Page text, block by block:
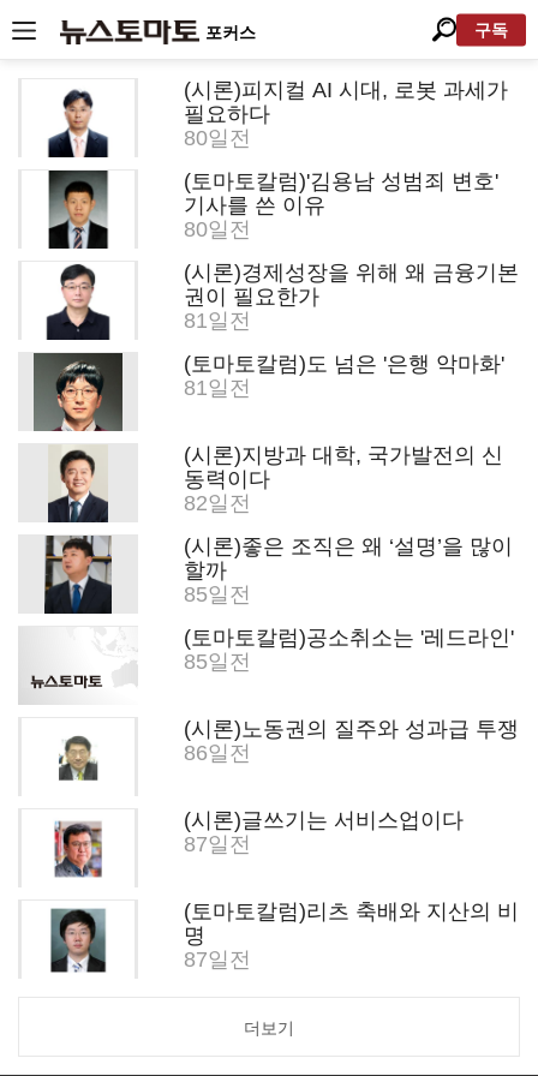
포커스 구독
(시론)피지컬 AI 시대, 로봇 과세가
필요하다
80일전
(토마토칼럼)'김용남 성범죄 변호'
기사를 쓴 이유
80일전
(시론)경제성장을 위해 왜 금융기본
권이 필요한가
81일전
(토마토칼럼)도 넘은 '은행 악마화'
81일전
(시론)지방과 대학, 국가발전의 신
동력이다
82일전
(시론)좋은 조직은 왜 ‘설명’을 많이
할까
85일전
(토마토칼럼)공소취소는 '레드라인'
85일전
(시론)노동권의 질주와 성과급 투쟁
86일전
(시론)글쓰기는 서비스업이다
87일전
(토마토칼럼)리츠 축배와 지산의 비
명
87일전
더보기